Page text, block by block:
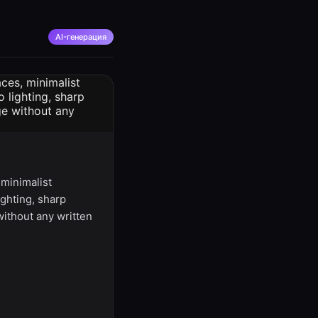
AI-генерация
sharp
any written